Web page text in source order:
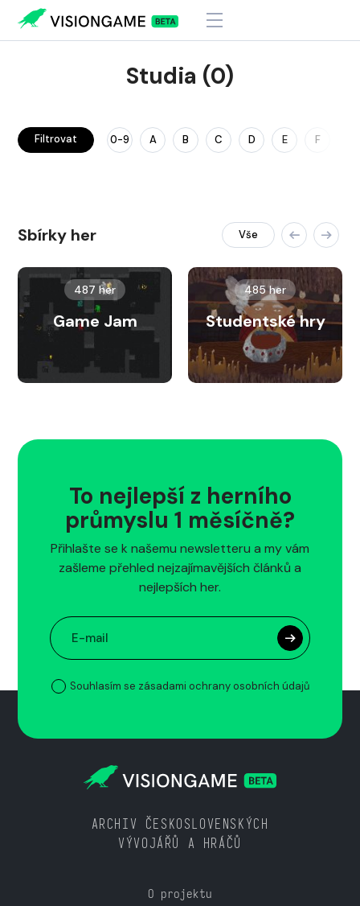
Studia (0)
Filtrovat 0-9 A B C D E F
Sbírky her Vše
487 her
Game Jam
485 her
Studentské hry
To nejlepší z herního
průmyslu 1 měsíčně?
Přihlašte se k našemu newsletteru a my vám
zašleme přehled nejzajímavějších článků a
nejlepších her.
Souhlasím se zásadami ochrany osobních údajů
ARCHIV ČESKOSLOVENSKÝCH
VÝVOJÁŘŮ A HRÁČŮ
O projektu